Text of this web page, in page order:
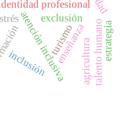
atención inclusiva
profesional
enseñanza
inclusión
exclusión
agricultura
turismo talento humanoestrategia